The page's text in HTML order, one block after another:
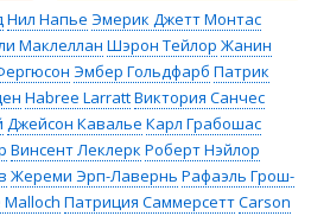
Нил Напье Эмерик Джетт Монтас
Маклеллан Шэрон Тейлор Жанин
Эмбер Гольдфарб Патрик
Habree LarrattВиктория Санчес
Джейсон Кавалье Карл Грабошас
Винсент Леклерк Роберт Нэйлор
Жереми Эрп-Лавернь Рафаэль Грош-
Malloch Патриция СаммерсеттCarson